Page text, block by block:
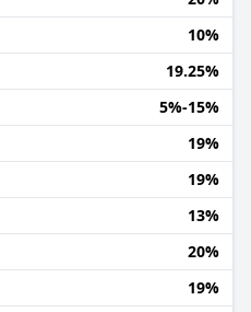
10%
19.25%
5%-15%
19%
19%
13%
20%
19%